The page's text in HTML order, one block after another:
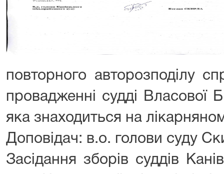
повторного авторозподілу
провадженні судді Власової
яка знаходиться на
Доповідач: в.о. голови суду
Засідання зборів суддів